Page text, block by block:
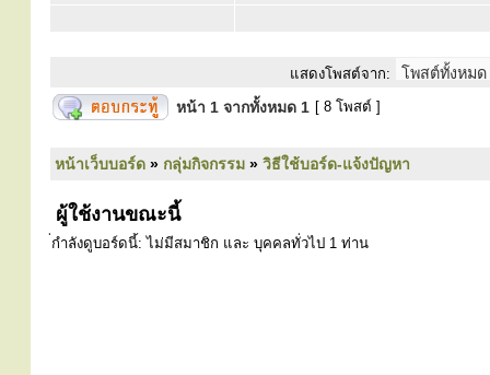
แสดงโพสต์จาก:
หน้า 1 จากทั้งหมด 1 [ 8 โพสต์ ]
หน้าเว็บบอร์ด » กลุ่มกิจกรรม » วิธีใช้บอร์ด-แจ้งปัญหา
ผู้ใช้งานขณะนี้
่กำลังดูบอร์ดนี้: ไม่มีสมาชิก และ บุคคลทั่วไป 1 ท่าน